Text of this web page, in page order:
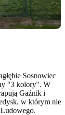
Sosnowiec
"3 kolory". W
Gaźnik i
w którym nie